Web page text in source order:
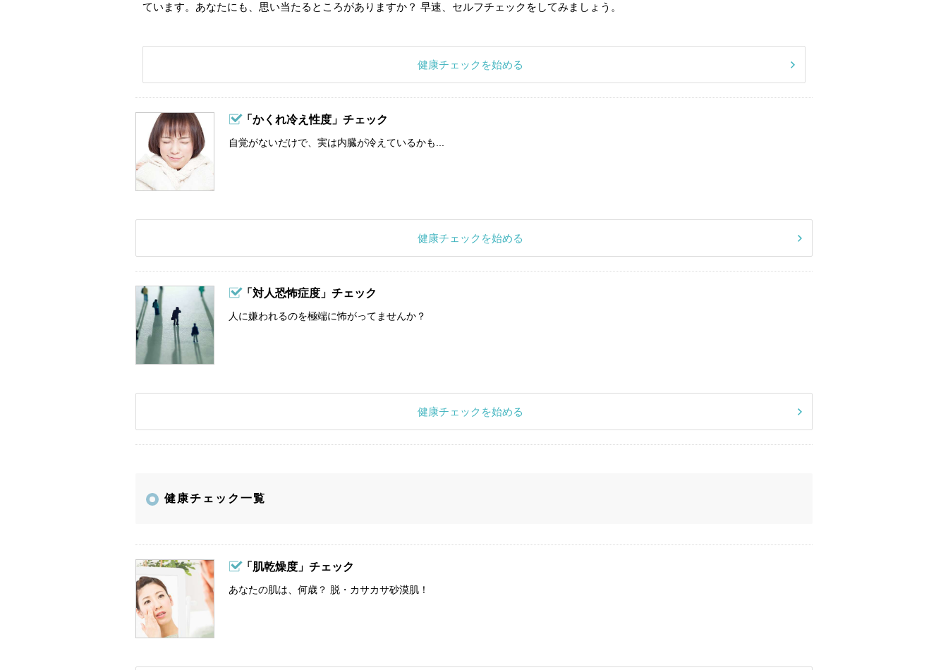
ています。あなたにも、思い当たるところがありますか？ 早速、セルフチェックをしてみましょう。
健康チェックを始める
「かくれ冷え性度」チェック
自覚がないだけで、実は内臓が冷えているかも...
健康チェックを始める
「対人恐怖症度」チェック
人に嫌われるのを極端に怖がってませんか？
健康チェックを始める
健康チェック一覧
「肌乾燥度」チェック
あなたの肌は、何歳？ 脱・カサカサ砂漠肌！